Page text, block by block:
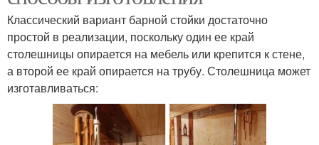
Классический вариант барной стойки достаточно
простой в реализации, поскольку один ее край
столешницы опирается на мебель или крепится к стене,
а второй ее край опирается на трубу. Столешница может
изготавливаться: